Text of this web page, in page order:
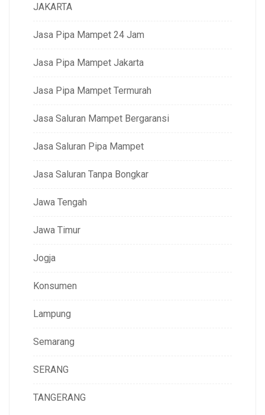
JAKARTA
Jasa Pipa Mampet 24 Jam
Jasa Pipa Mampet Jakarta
Jasa Pipa Mampet Termurah
Jasa Saluran Mampet Bergaransi
Jasa Saluran Pipa Mampet
Jasa Saluran Tanpa Bongkar
Jawa Tengah
Jawa Timur
Jogja
Konsumen
Lampung
Semarang
SERANG
TANGERANG